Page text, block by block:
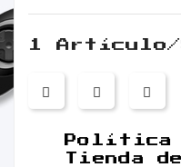
1 Artículo/
Política
Tienda